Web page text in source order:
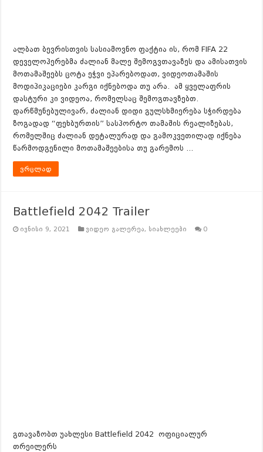
ალბათ ბევრისთვის სასიამოვნო ფაქტია ის, რომ FIFA 22
დეველოპერებმა ძალიან მალე შემოგვთავაზეს და ამისათვის
მოთამაშეებს ცოტა ეჭვი ეპარებოდათ, ვიდეოთამაშის
მოდიპიკაციები კარგი იქნებოდა თუ არა. ამ ყველაფრის
დასტური კი ვიდეოა, რომელსაც შემოგთავზებთ.
დარწმუნებულივარ, ძალიან დიდი გულსხმიერება სჭირდება
ზოგადად “ფეხბურთის” სასპორტო თამაშის რეალიზებას,
რომელშიც ძალიან დეტალურად და გამოკვეთილად იქნება
წარმოდგენილი მოთამაშეებისა თუ გარემოს …
ვრცლად
Battlefield 2042 Trailer
ივნისი 9, 2021 ვიდეო გალერეა, სიახლეები 0
გთავაზობთ უახლესი Battlefield 2042 ოფიციალურ
თრეილერს